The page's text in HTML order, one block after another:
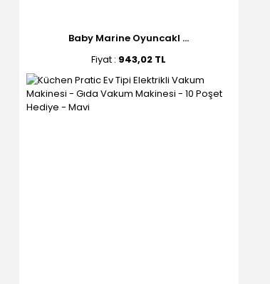
Baby Marine Oyuncakl ...
Fiyat : 943,02 TL